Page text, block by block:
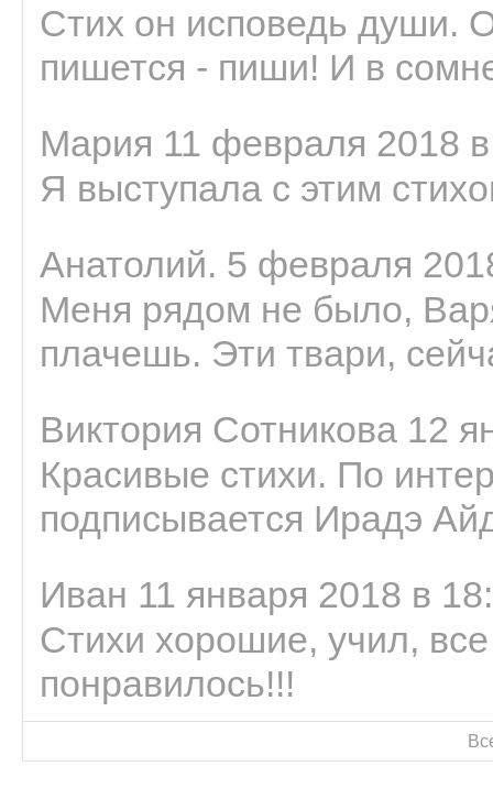
Стих он исповедь души.
пишется - пиши! И в
Мария 11 февраля 2018
Я выступала с этим
Анатолий. 5 февраля
Меня рядом не было,
плачешь. Эти твари,
Виктория Сотникова 12
Красивые стихи. По
подписывается Ирадэ
Иван 11 января 2018 в
Стихи хорошие, учил,
понравилось!!!